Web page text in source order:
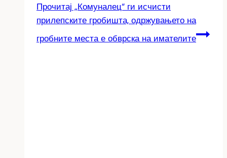
Прочитај „Комуналец“ ги исчисти
прилепските гробишта, одржувањето на
гробните места е обврска на имателите